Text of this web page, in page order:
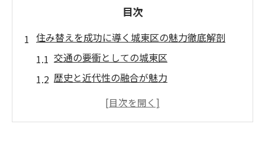
目次
住み替えを成功に導く城東区の魅力徹底解剖
交通の要衝としての城東区
歴史と近代性の融合が魅力
住環境の多様性を活かす